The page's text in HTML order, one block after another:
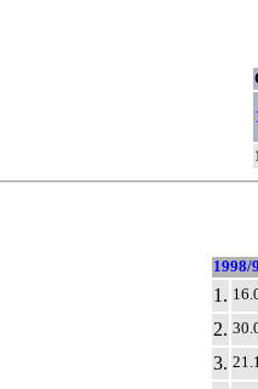
1998/
1.
2.
3.